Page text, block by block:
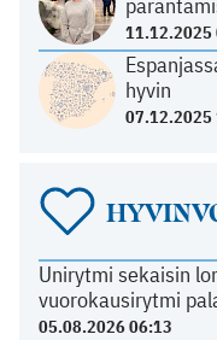
11.12.2025
hyvin
07.12.2025
Unirytmi sekaisin
vuorokausirytmi
05.08.2026 06:13